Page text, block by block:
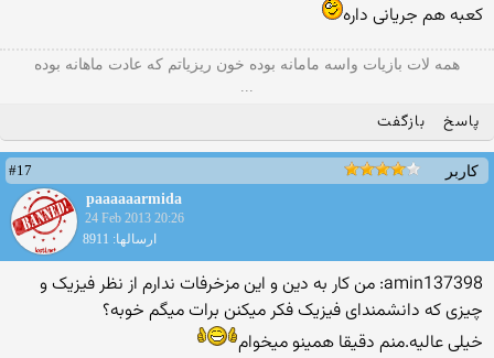
کعبه هم جریانی داره
همه لات بازیات واسه مامانه بوده خون ریزیاتم که عادت ماهانه بوده
...
پاسخ بازگفت
کاربر
#17
paaaaaarmida
24 Feb 2013 20:26
ارسالها: 8911
amin137398: من کار به دین و این مزخرفات ندارم از نظر فیزیک و
چیزی که دانشمندای فیزیک فکر میکنن برات میگم خوبه؟
خیلی عالیه.منم دقیقا همینو میخوام